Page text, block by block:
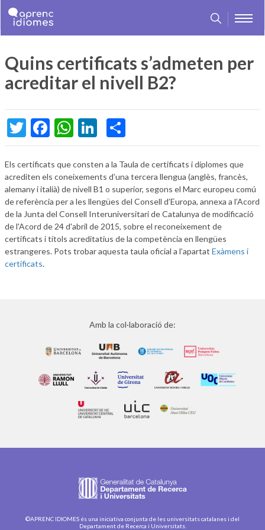
Skip
to
main
Skip
to
language
Skip
to
main
Jump
to
home
Quins certificats s’admeten per
acreditar el nivell B2?
Twitter
Facebook
WhatsApp
LinkedIn
Els certificats que consten a la Taula de certificats i diplomes que
acrediten els coneixements d’una tercera llengua (anglès, francès,
alemany i italià) de nivell B1 o superior, segons el Marc europeu comú
de referència per a les llengües del Consell d’Europa, annexa a l’Acord
de la Junta del Consell Interuniversitari de Catalunya de modificació
de l'Acord de 24 d'abril de 2015, sobre el reconeixement de
certificats i títols acreditatius de la competència en llengües
estrangeres. Pots trobar aquesta taula oficial a l’apartat Exàmens i
certificats.
Amb la col·laboració de:
©APRENC IDIOMES és una iniciativa conjunta de les universitats catalanes i del
Departament de Recerca i Universitats.